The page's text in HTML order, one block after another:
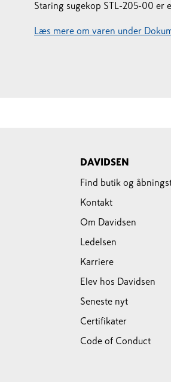
Staring sugekop STL-205-00 er
Læs mere om varen under
DAVIDSEN
Find butik og
Kontakt
Om Davidsen
Ledelsen
Karriere
Elev hos Davidsen
Seneste nyt
Certifikater
Code of Conduct